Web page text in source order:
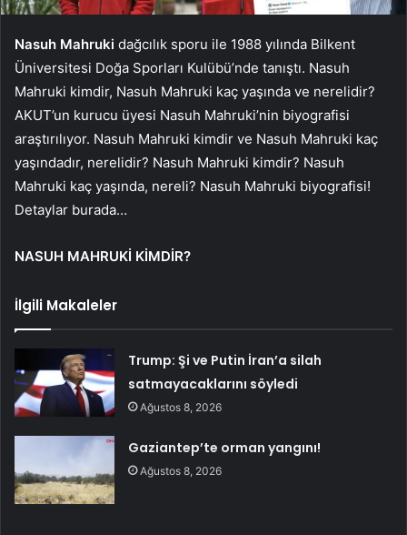
Nasuh Mahruki dağcılık sporu ile 1988 yılında Bilkent
Üniversitesi Doğa Sporları Kulübü’nde tanıştı. Nasuh
Mahruki kimdir, Nasuh Mahruki kaç yaşında ve nerelidir?
AKUT’un kurucu üyesi Nasuh Mahruki’nin biyografisi
araştırılıyor. Nasuh Mahruki kimdir ve Nasuh Mahruki kaç
yaşındadır, nerelidir? Nasuh Mahruki kimdir? Nasuh
Mahruki kaç yaşında, nereli? Nasuh Mahruki biyografisi!
Detaylar burada…
NASUH MAHRUKİ KİMDİR?
İlgili Makaleler
Trump: Şi ve Putin İran’a silah
satmayacaklarını söyledi
Ağustos 8, 2026
Gaziantep’te orman yangını!
Ağustos 8, 2026